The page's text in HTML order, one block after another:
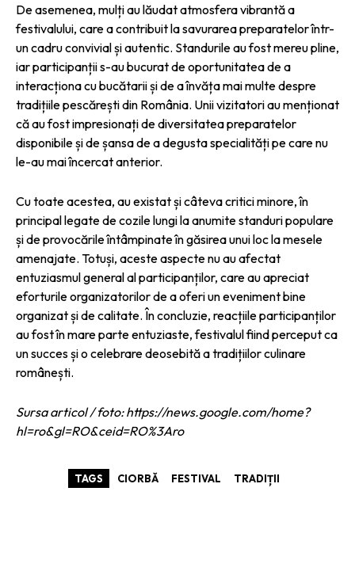
De asemenea, mulți au lăudat atmosfera vibrantă a
festivalului, care a contribuit la savurarea preparatelor într-
un cadru convivial și autentic. Standurile au fost mereu pline,
iar participanții s-au bucurat de oportunitatea de a
interacționa cu bucătarii și de a învăța mai multe despre
tradițiile pescărești din România. Unii vizitatori au menționat
că au fost impresionați de diversitatea preparatelor
disponibile și de șansa de a degusta specialități pe care nu
le-au mai încercat anterior.
Cu toate acestea, au existat și câteva critici minore, în
principal legate de cozile lungi la anumite standuri populare
și de provocările întâmpinate în găsirea unui loc la mesele
amenajate. Totuși, aceste aspecte nu au afectat
entuziasmul general al participanților, care au apreciat
eforturile organizatorilor de a oferi un eveniment bine
organizat și de calitate. În concluzie, reacțiile participanților
au fost în mare parte entuziaste, festivalul fiind perceput ca
un succes și o celebrare deosebită a tradițiilor culinare
românești.
Sursa articol / foto: https://news.google.com/home?
hl=ro&gl=RO&ceid=RO%3Aro
TAGS CIORBĂ FESTIVAL TRADIȚII